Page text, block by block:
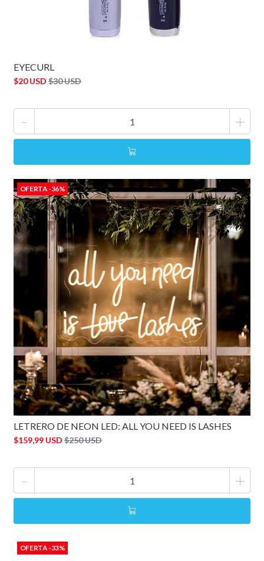
EYECURL
$20 USD $30 USD
- +
OFERTA -36%
LETRERO DE NEON LED: ALL YOU NEED IS LASHES
$159,99 USD $250 USD
- +
OFERTA -33%